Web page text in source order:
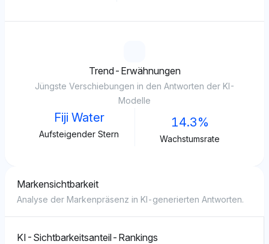
Trend-Erwähnungen
Jüngste Verschiebungen in den Antworten der KI-
Modelle
Fiji Water
Aufsteigender Stern
14.3%
Wachstumsrate
Markensichtbarkeit
Analyse der Markenpräsenz in KI-generierten Antworten.
KI-Sichtbarkeitsanteil-Rankings